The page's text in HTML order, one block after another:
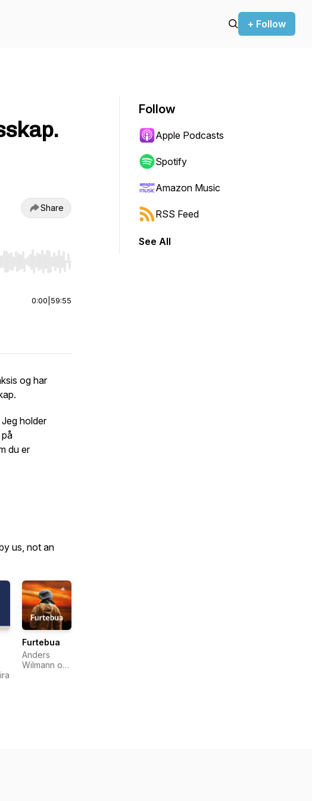
+ Follow
Share
start or end. Hold shift to jump forward or backward.
0:00 59:55
og har
holder
du er
us, not an
Furtebua
Anders
Wilmann og
Follow
Apple Podcasts
Spotify
Amazon Music
RSS Feed
See All